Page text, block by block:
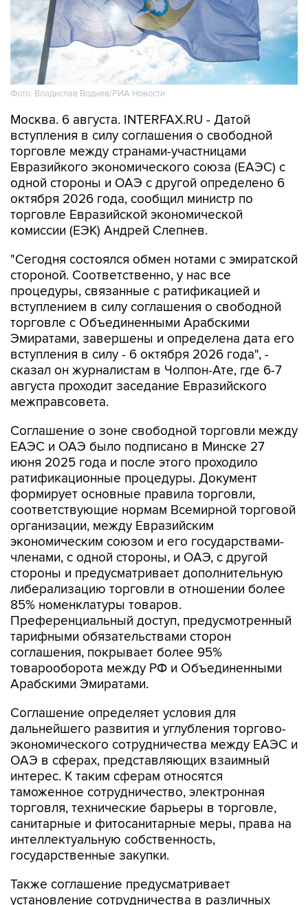
Фото: Владислав Воднев/РИА Новости
Москва. 6 августа. INTERFAX.RU - Датой
вступления в силу соглашения о свободной
торговле между странами-участницами
Евразийкого экономического союза (ЕАЭС) с
одной стороны и ОАЭ с другой определено 6
октября 2026 года, сообщил министр по
торговле Евразийской экономической
комиссии (ЕЭК) Андрей Слепнев.
"Сегодня состоялся обмен нотами с эмиратской
стороной. Соответственно, у нас все
процедуры, связанные с ратификацией и
вступлением в силу соглашения о свободной
торговле с Объединенными Арабскими
Эмиратами, завершены и определена дата его
вступления в силу - 6 октября 2026 года", -
сказал он журналистам в Чолпон-Ате, где 6-7
августа проходит заседание Евразийского
межправсовета.
Соглашение о зоне свободной торговли между
ЕАЭС и ОАЭ было подписано в Минске 27
июня 2025 года и после этого проходило
ратификационные процедуры. Документ
формирует основные правила торговли,
соответствующие нормам Всемирной торговой
организации, между Евразийским
экономическим союзом и его государствами-
членами, с одной стороны, и ОАЭ, с другой
стороны и предусматривает дополнительную
либерализацию торговли в отношении более
85% номенклатуры товаров.
Преференциальный доступ, предусмотренный
тарифными обязательствами сторон
соглашения, покрывает более 95%
товарооборота между РФ и Объединенными
Арабскими Эмиратами.
Соглашение определяет условия для
дальнейшего развития и углубления торгово-
экономического сотрудничества между ЕАЭС и
ОАЭ в сферах, представляющих взаимный
интерес. К таким сферам относятся
таможенное сотрудничество, электронная
торговля, технические барьеры в торговле,
санитарные и фитосанитарные меры, права на
интеллектуальную собственность,
государственные закупки.
Также соглашение предусматривает
установление сотрудничества в различных